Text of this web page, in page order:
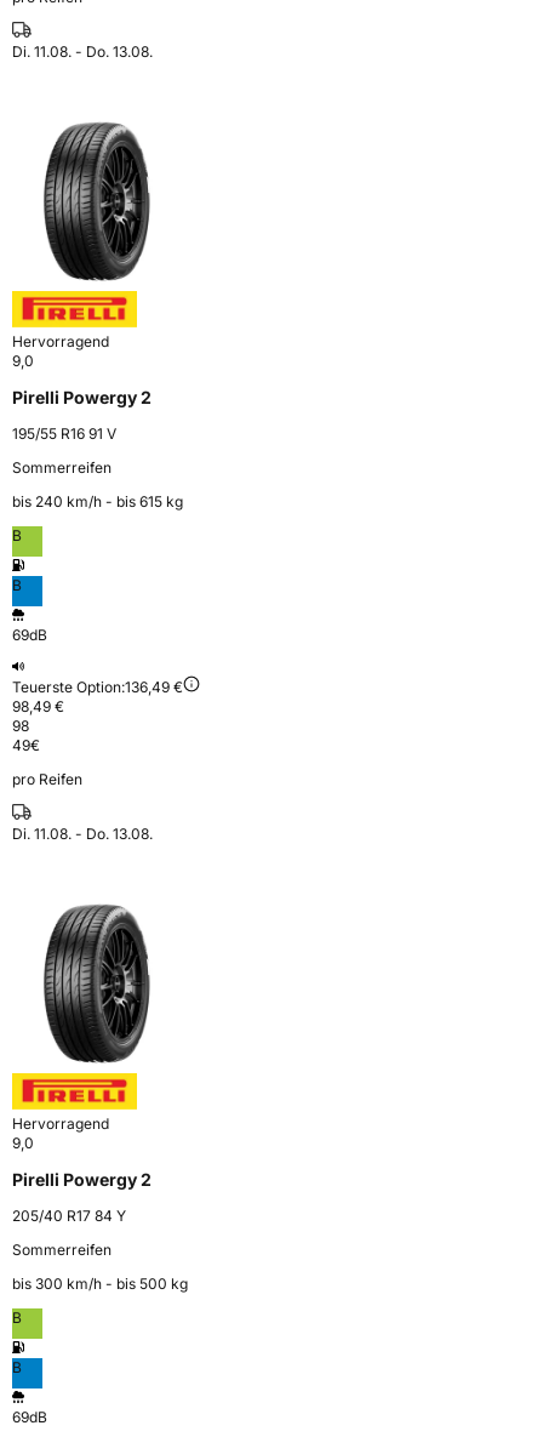
Di. 11.08. - Do. 13.08.
Hervorragend
9,0
Pirelli Powergy 2
195/55 R16 91 V
Sommerreifen
bis 240 km⁠/⁠h - bis 615 kg
B
B
69dB
Teuerste Option:136,49 €
98,49 €
98
49€
pro Reifen
Di. 11.08. - Do. 13.08.
Hervorragend
9,0
Pirelli Powergy 2
205/40 R17 84 Y
Sommerreifen
bis 300 km⁠/⁠h - bis 500 kg
B
B
69dB